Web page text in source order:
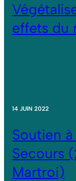
effets du
14 JUIN 2022
Soutien à
Secours
Martroi)